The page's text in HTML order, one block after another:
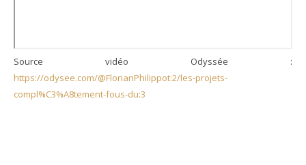
Source vidéo Odyssée :
https://odysee.com/@FlorianPhilippot:2/les-projets-
compl%C3%A8tement-fous-du:3